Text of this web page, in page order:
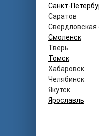
Санкт-
Саратов
Свердловская
Смоленск
Тверь
Томск
Хабаровск
Челябинск
Якутск
Ярославль